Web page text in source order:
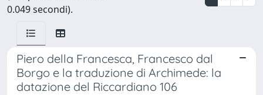
0.049 secondi).
Piero della Francesca, Francesco dal
Borgo e la traduzione di Archimede: la
datazione del Riccardiano 106